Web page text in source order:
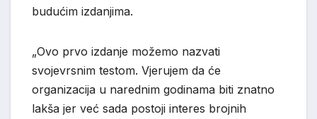
budućim izdanjima.
„Ovo prvo izdanje možemo nazvati
svojevrsnim testom. Vjerujem da će
organizacija u narednim godinama biti znatno
lakša jer već sada postoji interes brojnih